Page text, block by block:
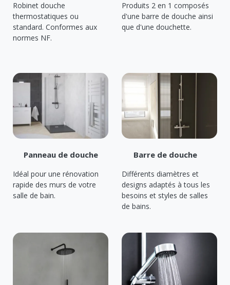
Robinet douche
thermostatiques ou
standard. Conformes aux
normes NF.
Produits 2 en 1 composés
d'une barre de douche ainsi
que d'une douchette.
Panneau de douche
Idéal pour une rénovation
rapide des murs de votre
salle de bain.
Barre de douche
Différents diamètres et
designs adaptés à tous les
besoins et styles de salles
de bains.